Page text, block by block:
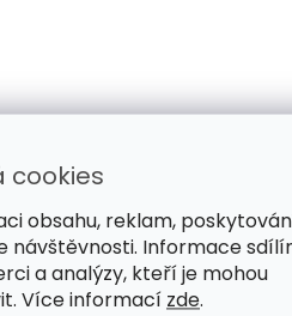
cookies
obsahu, reklam,
návštěvnosti. Informace
a analýzy, kteří je mohou
Více informací zde.